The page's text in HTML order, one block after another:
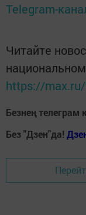
Telegram-
Читайте
https://
Безнең
Без "Дзен"да! Д